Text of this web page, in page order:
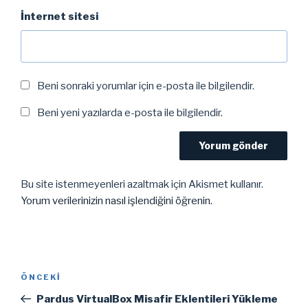
İnternet sitesi
Beni sonraki yorumlar için e-posta ile bilgilendir.
Beni yeni yazılarda e-posta ile bilgilendir.
Bu site istenmeyenleri azaltmak için Akismet kullanır.
Yorum verilerinizin nasıl işlendiğini öğrenin.
Yazı
Önceki
Yazı
ÖNCEKI
Pardus VirtualBox Misafir Eklentileri Yükleme